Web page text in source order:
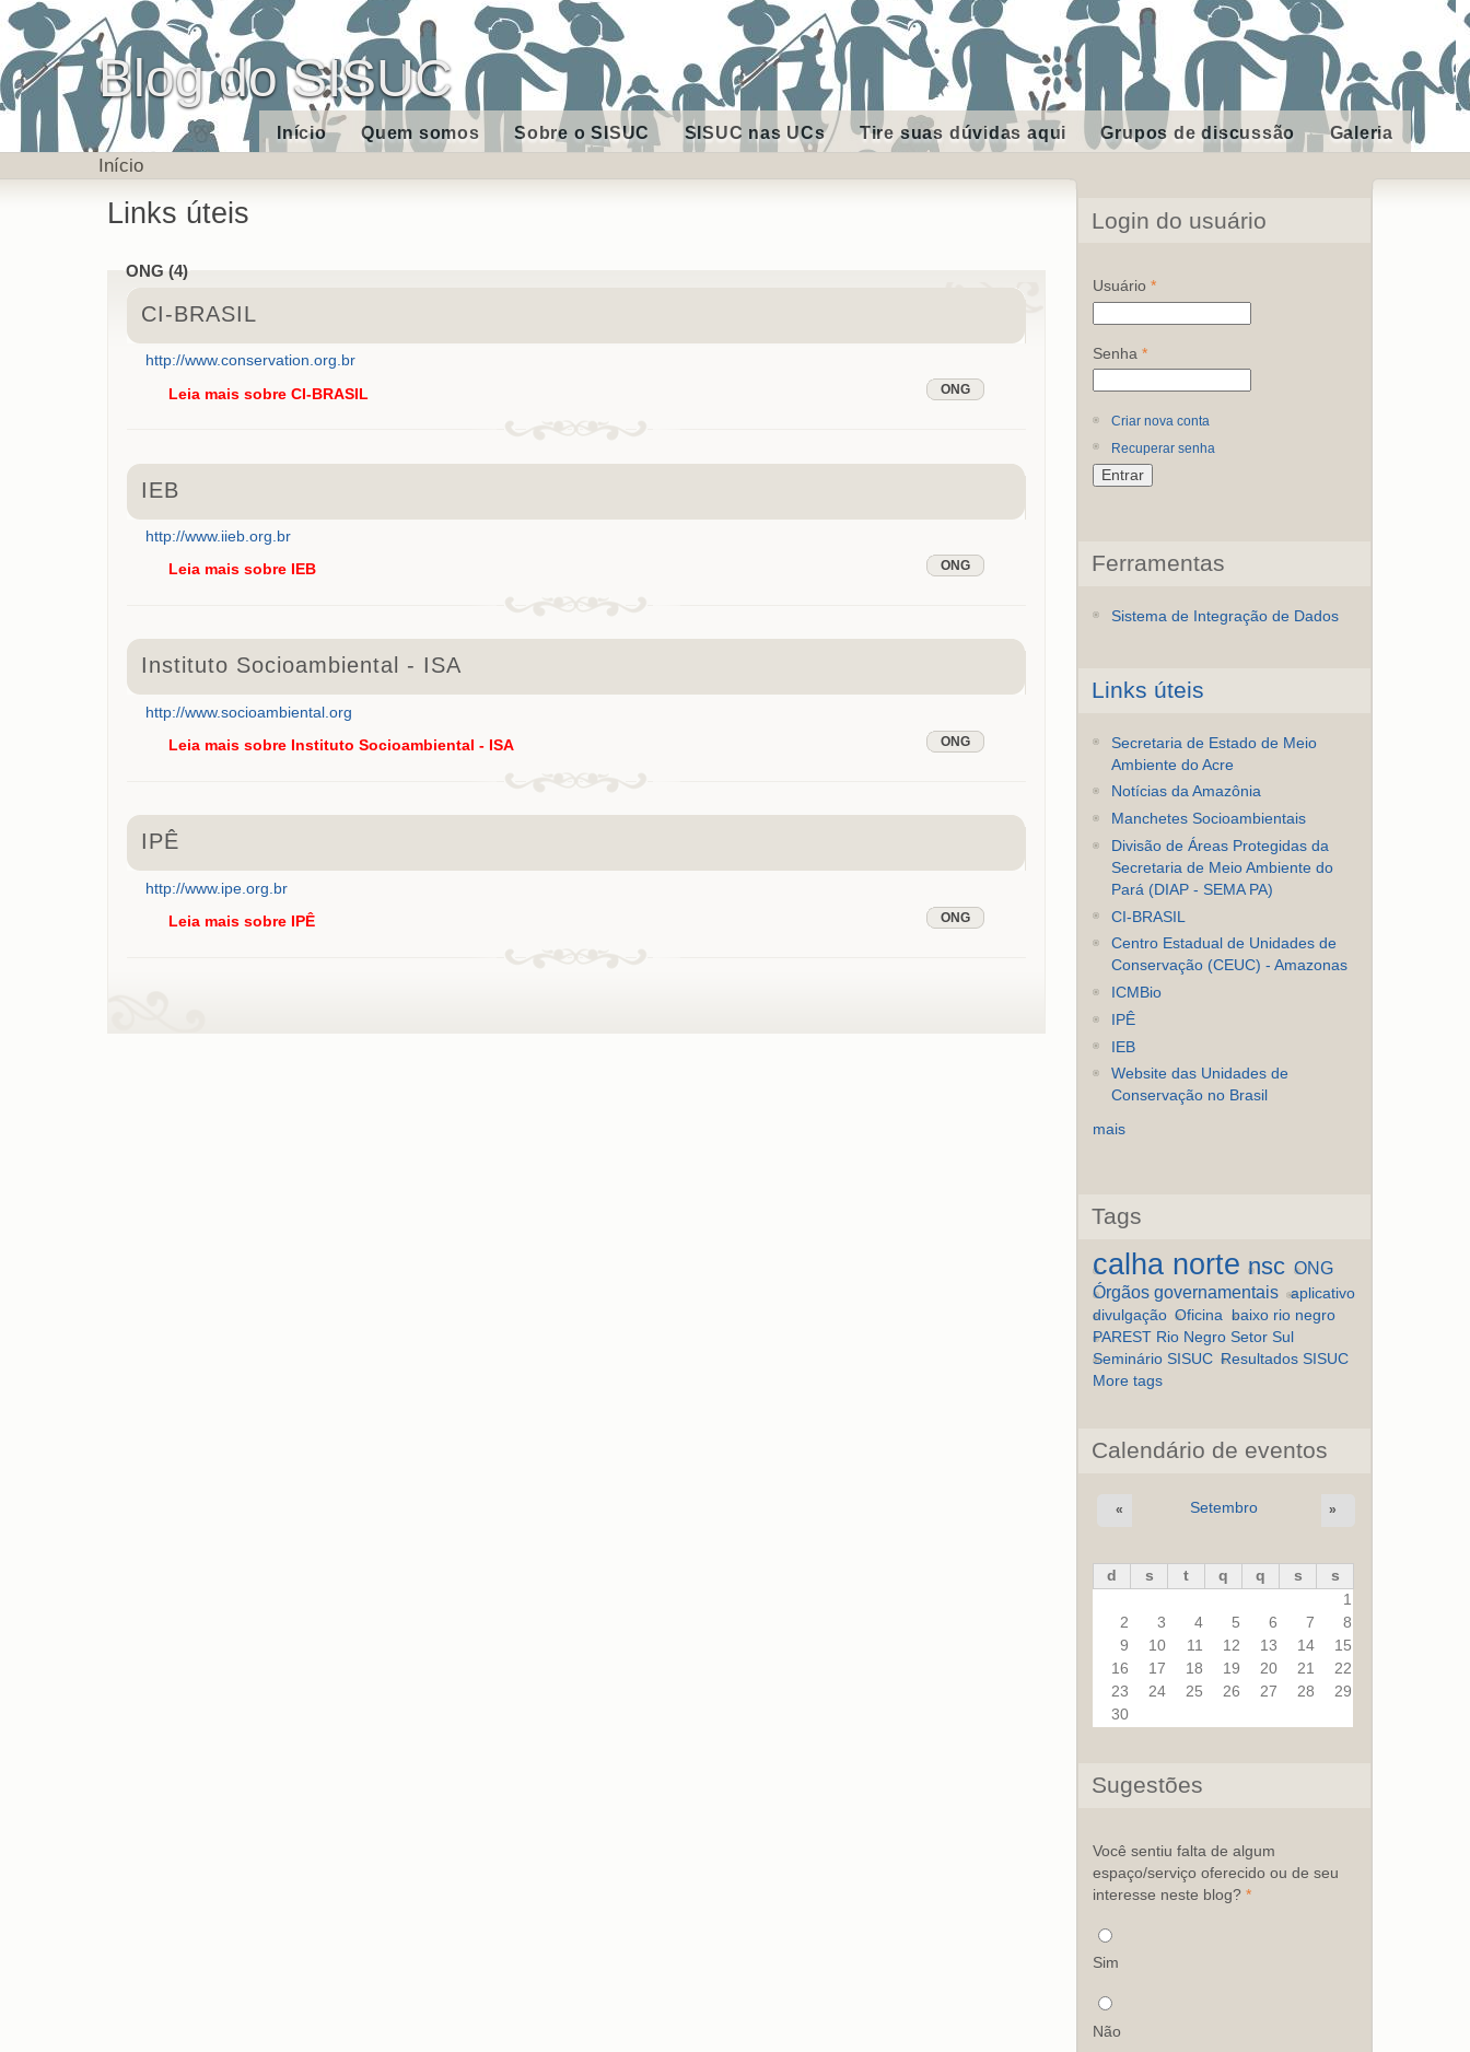
Blog do SISUC
Início Quem somos Sobre o SISUC SISUC nas UCs Tire suas dúvidas aqui Grupos de discussão Galeria
Início
Links úteis
ONG (4)
CI-BRASIL
http://www.conservation.org.br
ONG
Leia maissobre CI-BRASIL
IEB
http://www.iieb.org.br
ONG
Leia maissobre IEB
Instituto Socioambiental - ISA
http://www.socioambiental.org
ONG
Leia maissobre Instituto Socioambiental - ISA
IPÊ
http://www.ipe.org.br
ONG
Leia maissobre IPÊ
Login do usuário
Usuário*
Senha*
Criar nova conta
Recuperar senha
Ferramentas
Sistema de Integração de Dados
Links úteis
Secretaria de Estado de Meio
Ambiente do Acre
Notícias da Amazônia
Manchetes Socioambientais
Divisão de Áreas Protegidas da
Secretaria de Meio Ambiente do
Pará (DIAP - SEMA PA)
CI-BRASIL
Centro Estadual de Unidades de
Conservação (CEUC) - Amazonas
ICMBio
IPÊ
IEB
Website das Unidades de
Conservação no Brasil
mais
Tags
calha norte nsc ONG
Órgãos governamentais
aplicativo
divulgação Oficina baixo rio negro
PAREST Rio Negro Setor Sul
Seminário SISUC Resultados SISUC
More tags
Calendário de eventos
Setembro
« »
d s t q q s
s
1
2
3 4 5 6 7
8
9
10 11 12 13 14
15
16
17 18 19 20 21
22
23
24 25 26 27 28
29
30
Sugestões
Você sentiu falta de algum
espaço/serviço oferecido ou de seu
interesse neste blog?*
Sim
Não